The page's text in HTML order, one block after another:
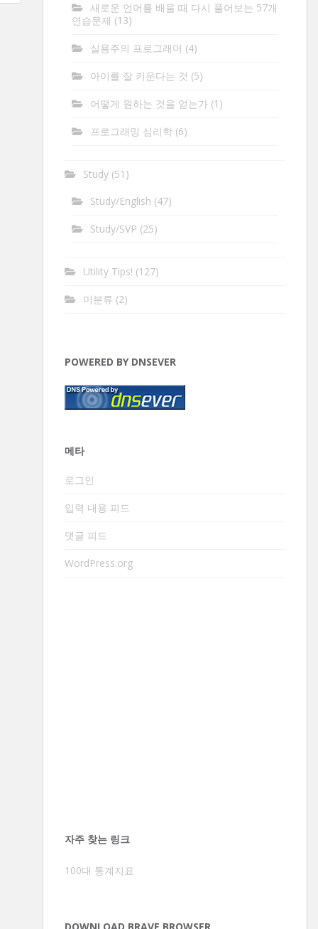
새로운 언어를 배울 때 다시 풀어보는 57개
연습문제 (13)
실용주의 프로그래머 (4)
아이를 잘 키운다는 것 (5)
어떻게 원하는 것을 얻는가(1)
프로그래밍 심리학(6)
Study(51)
Study/English (47)
Study/SVP (25)
Utility Tips! (127)
미분류 (2)
POWERED BY DNSEVER
메타
로그인
입력 내용 피드
댓글 피드
WordPress.org
자주 찾는 링크
100대 통계지표